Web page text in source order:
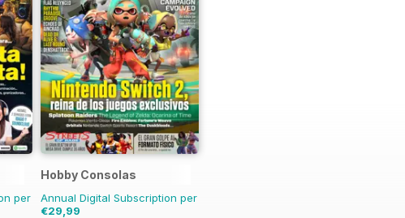
per
Hobby Consolas
Annual Digital Subscription per
€29,99